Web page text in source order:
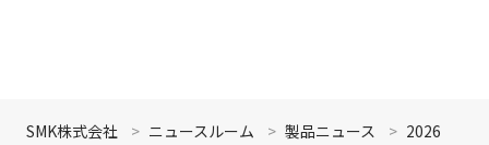
SMK株式会社 ニュースルーム 製品ニュース
2026